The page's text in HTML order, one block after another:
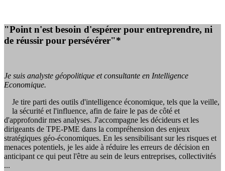
"Point n'est besoin d'espérer pour entreprendre, ni
de réussir pour persévérer"*
Je suis analyste géopolitique et consultante en Intelligence
Economique.
Je tire parti des outils d'intelligence économique, tels que la veille,
la sécurité et l'influence, afin de faire le pas de côté et
d'approfondir mes analyses. J'accompagne les décideurs et les
dirigeants de TPE-PME dans la compréhension des enjeux
stratégiques géo-économiques. En les sensibilisant sur les risques et
menaces potentiels, je les aide à réduire les erreurs de décision en
anticipant ce qui peut l'être au sein de leurs entreprises, collectivités
...